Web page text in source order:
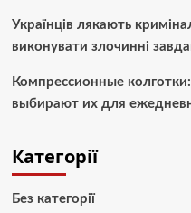
Українців лякають
виконувати злочинні
Компрессионные
выбирают их для
Категорії
Без категорії